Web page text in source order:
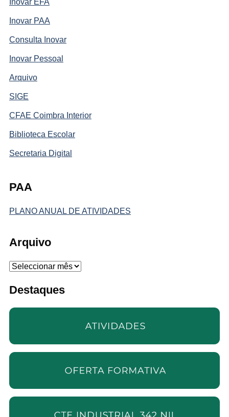
Inovar PAA
Consulta Inovar
Inovar Pessoal
Arquivo
SIGE
CFAE Coimbra Interior
Biblioteca Escolar
Secretaria Digital
PAA
PLANO ANUAL DE ATIVIDADES
Arquivo
Arquivo
Destaques